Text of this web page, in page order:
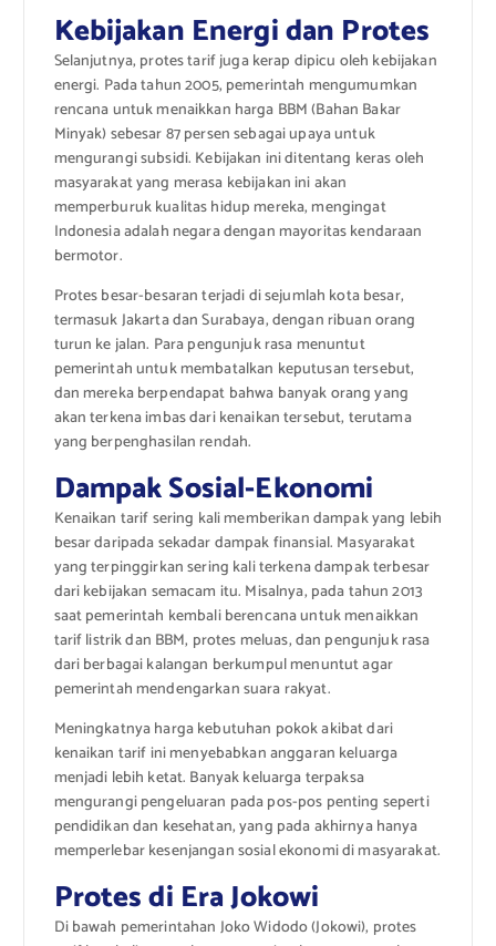
Kebijakan Energi dan Protes
Selanjutnya, protes tarif juga kerap dipicu oleh kebijakan
energi. Pada tahun 2005, pemerintah mengumumkan
rencana untuk menaikkan harga BBM (Bahan Bakar
Minyak) sebesar 87 persen sebagai upaya untuk
mengurangi subsidi. Kebijakan ini ditentang keras oleh
masyarakat yang merasa kebijakan ini akan
memperburuk kualitas hidup mereka, mengingat
Indonesia adalah negara dengan mayoritas kendaraan
bermotor.
Protes besar-besaran terjadi di sejumlah kota besar,
termasuk Jakarta dan Surabaya, dengan ribuan orang
turun ke jalan. Para pengunjuk rasa menuntut
pemerintah untuk membatalkan keputusan tersebut,
dan mereka berpendapat bahwa banyak orang yang
akan terkena imbas dari kenaikan tersebut, terutama
yang berpenghasilan rendah.
Dampak Sosial-Ekonomi
Kenaikan tarif sering kali memberikan dampak yang lebih
besar daripada sekadar dampak finansial. Masyarakat
yang terpinggirkan sering kali terkena dampak terbesar
dari kebijakan semacam itu. Misalnya, pada tahun 2013
saat pemerintah kembali berencana untuk menaikkan
tarif listrik dan BBM, protes meluas, dan pengunjuk rasa
dari berbagai kalangan berkumpul menuntut agar
pemerintah mendengarkan suara rakyat.
Meningkatnya harga kebutuhan pokok akibat dari
kenaikan tarif ini menyebabkan anggaran keluarga
menjadi lebih ketat. Banyak keluarga terpaksa
mengurangi pengeluaran pada pos-pos penting seperti
pendidikan dan kesehatan, yang pada akhirnya hanya
memperlebar kesenjangan sosial ekonomi di masyarakat.
Protes di Era Jokowi
Di bawah pemerintahan Joko Widodo (Jokowi), protes